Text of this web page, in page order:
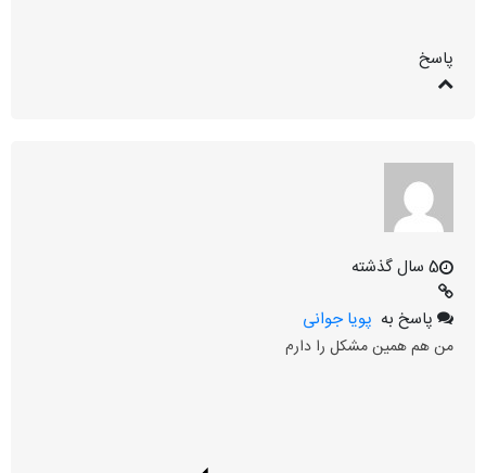
پاسخ
5 سال گذشته
پاسخ به پویا جوانی
من هم همین مشکل را دارم